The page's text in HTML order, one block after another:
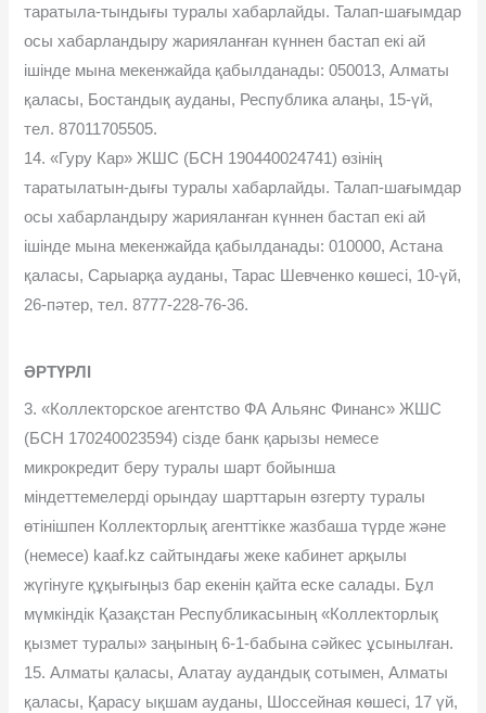
таратыла-тындығы туралы хабарлайды. Талап-шағымдар
осы хабарландыру жарияланған күннен бастап екі ай
ішінде мына мекенжайда қабылданады: 050013, Алматы
қаласы, Бостандық ауданы, Республика алаңы, 15-үй,
тел. 87011705505.
14. «Гуру Кар» ЖШС (БСН 190440024741) өзінің
таратылатын-дығы туралы хабарлайды. Талап-шағымдар
осы хабарландыру жарияланған күннен бастап екі ай
ішінде мына мекенжайда қабылданады: 010000, Астана
қаласы, Сарыарқа ауданы, Тарас Шевченко көшесі, 10-үй,
26-пәтер, тел. 8777-228-76-36.
ӘРТҮРЛІ
3. «Коллекторское агентство ФА Альянс Финанс» ЖШС
(БСН 170240023594) сізде банк қарызы немесе
микрокредит беру туралы шарт бойынша
міндеттемелерді орындау шарттарын өзгерту туралы
өтінішпен Коллекторлық агенттікке жазбаша түрде және
(немесе) kaaf.kz сайтындағы жеке кабинет арқылы
жүгінуге құқығыңыз бар екенін қайта еске салады. Бұл
мүмкіндік Қазақстан Республикасының «Коллекторлық
қызмет туралы» заңының 6-1-бабына сәйкес ұсынылған.
15. Алматы қаласы, Алатау аудандық сотымен, Алматы
қаласы, Қарасу ықшам ауданы, Шоссейная көшесі, 17 үй,